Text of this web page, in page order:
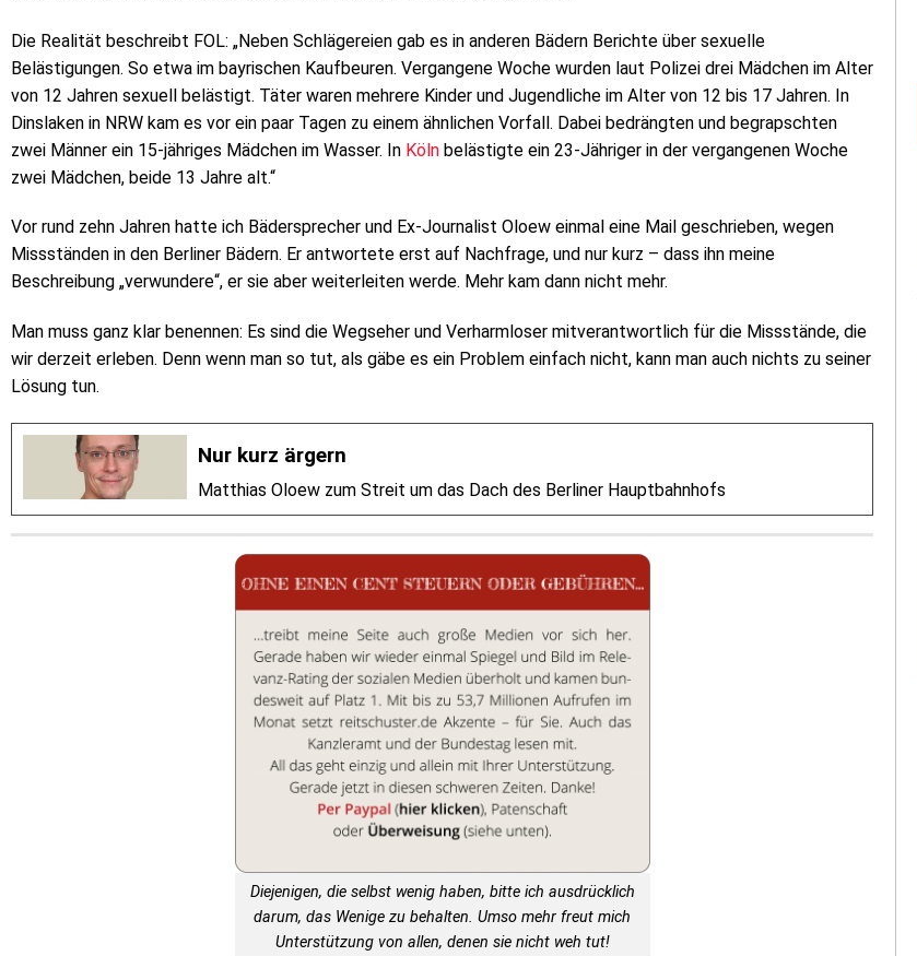
Die Realität beschreibt FOL: „Neben Schlägereien gab es in anderen Bädern Berichte über sexuelle
Belästigungen. So etwa im bayrischen Kaufbeuren. Vergangene Woche wurden laut Polizei drei Mädchen im Alter
von 12 Jahren sexuell belästigt. Täter waren mehrere Kinder und Jugendliche im Alter von 12 bis 17 Jahren. In
Dinslaken in NRW kam es vor ein paar Tagen zu einem ähnlichen Vorfall. Dabei bedrängten und begrapschten
zwei Männer ein 15-jähriges Mädchen im Wasser. In Köln belästigte ein 23-Jähriger in der vergangenen Woche
zwei Mädchen, beide 13 Jahre alt.“
Vor rund zehn Jahren hatte ich Bädersprecher und Ex-Journalist Oloew einmal eine Mail geschrieben, wegen
Missständen in den Berliner Bädern. Er antwortete erst auf Nachfrage, und nur kurz – dass ihn meine
Beschreibung „verwundere“, er sie aber weiterleiten werde. Mehr kam dann nicht mehr.
Man muss ganz klar benennen: Es sind die Wegseher und Verharmloser mitverantwortlich für die Missstände, die
wir derzeit erleben. Denn wenn man so tut, als gäbe es ein Problem einfach nicht, kann man auch nichts zu seiner
Lösung tun.
Nur kurz ärgern
Matthias Oloew zum Streit um das Dach des Berliner Hauptbahnhofs
Diejenigen, die selbst wenig haben, bitte ich ausdrücklich
darum, das Wenige zu behalten. Umso mehr freut mich
Unterstützung von allen, denen sie nicht weh tut!